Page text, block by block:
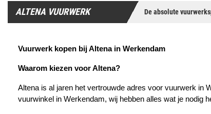
ALTENA VUURWERK De absolute
Vuurwerk kopen bij Altena in Werkendam
Waarom kiezen voor Altena?
Altena is al jaren het vertrouwde adres voor vuurwerk in
vuurwinkel in Werkendam, wij hebben alles wat je nodig